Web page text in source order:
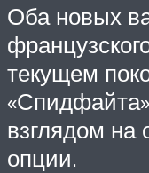
Оба новых
текущем
взглядом на
опции.